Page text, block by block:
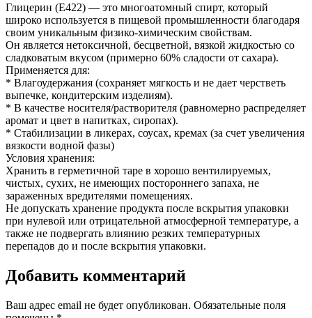
Глицерин (E422) — это многоатомный спирт, который
широко используется в пищевой промышленности благодаря
своим уникальным физико-химическим свойствам.
Он является нетоксичной, бесцветной, вязкой жидкостью со
сладковатым вкусом (примерно 60% сладости от сахара).
Применяется для:
* Влагоудержания (сохраняет мягкость и не дает черстветь
выпечке, кондитерским изделиям).
* В качестве носителя/растворителя (равномерно распределяет
аромат и цвет в напитках, сиропах).
* Стабилизации в ликерах, соусах, кремах (за счет увеличения
вязкости водной фазы)
Условия хранения:
Хранить в герметичной таре в хорошо вентилируемых,
чистых, сухих, не имеющих постороннего запаха, не
зараженных вредителями помещениях.
Не допускать хранение продукта после вскрытия упаковки
при нулевой или отрицательной атмосферной температуре, а
также не подвергать влиянию резких температурных
перепадов до и после вскрытия упаковки.
Добавить комментарий
Ваш адрес email не будет опубликован. Обязательные поля